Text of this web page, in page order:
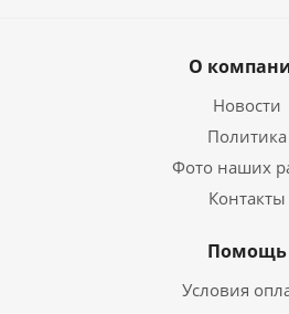
О
Новости
Политика
Фото наших
Контакты
Помощь
Условия